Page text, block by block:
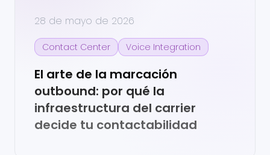
28 de mayo de 2026
Contact Center Voice Integration
El arte de la marcación
outbound: por qué la
infraestructura del carrier
decide tu contactabilidad